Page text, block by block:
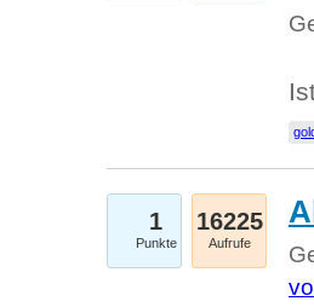
1
Punkte
16225
Aufrufe